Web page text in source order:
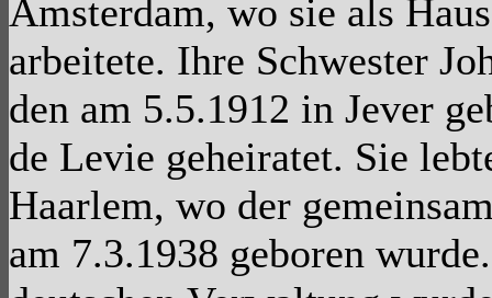
Amsterdam, wo sie als
arbeitete. Ihre Schwester
den am 5.5.1912 in Jever
de Levie geheiratet. Sie
Haarlem, wo der
am 7.3.1938 geboren